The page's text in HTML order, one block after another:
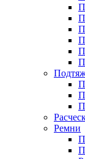
Ремни